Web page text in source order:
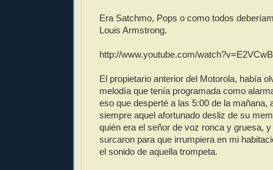
Era Satchmo, Pops o como todos
Louis Armstrong.
http://www.youtube.com/
El propietario anterior del Motorola, había
melodía que tenía programada como
eso que desperté a las 5:00 de la mañana,
siempre aquel afortunado desliz de su
quién era el señor de voz ronca y gruesa,
surcaron para que irrumpiera en mi
el sonido de aquella trompeta.